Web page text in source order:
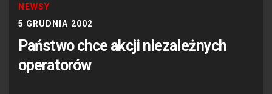
NEWSY
5 GRUDNIA 2002
Państwo chce akcji niezależnych
operatorów